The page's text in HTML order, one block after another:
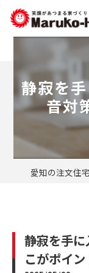
静寂を
音対
静寂を手
こがポイン